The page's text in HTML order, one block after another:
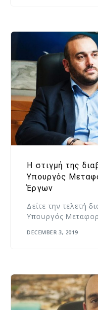
Η στιγμή της
Υπουργός
Έργων
Δείτε την τελετή
Υπουργός
DECEMBER 3, 2019